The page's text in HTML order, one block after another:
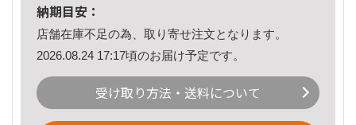
納期目安：
店舗在庫不足の為、取り寄せ注文となります。
2026.08.24 17:17頃のお届け予定です。
受け取り方法・送料について